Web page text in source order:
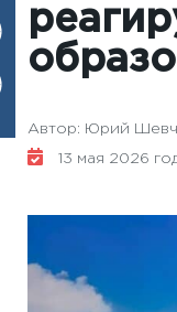
Автор: Юрий
13 мая 2026